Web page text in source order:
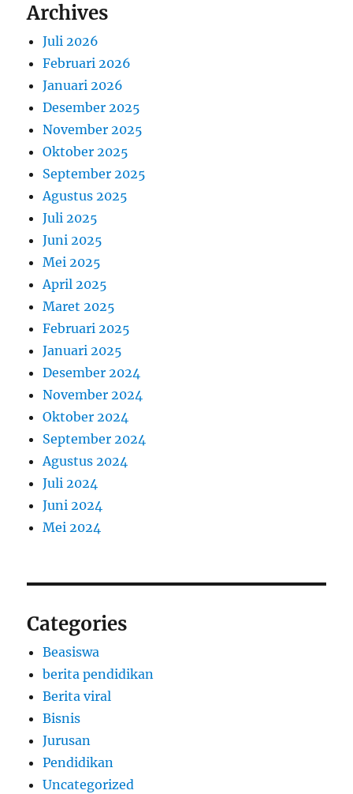
Archives
Juli 2026
Februari 2026
Januari 2026
Desember 2025
November 2025
Oktober 2025
September 2025
Agustus 2025
Juli 2025
Juni 2025
Mei 2025
April 2025
Maret 2025
Februari 2025
Januari 2025
Desember 2024
November 2024
Oktober 2024
September 2024
Agustus 2024
Juli 2024
Juni 2024
Mei 2024
Categories
Beasiswa
berita pendidikan
Berita viral
Bisnis
Jurusan
Pendidikan
Uncategorized